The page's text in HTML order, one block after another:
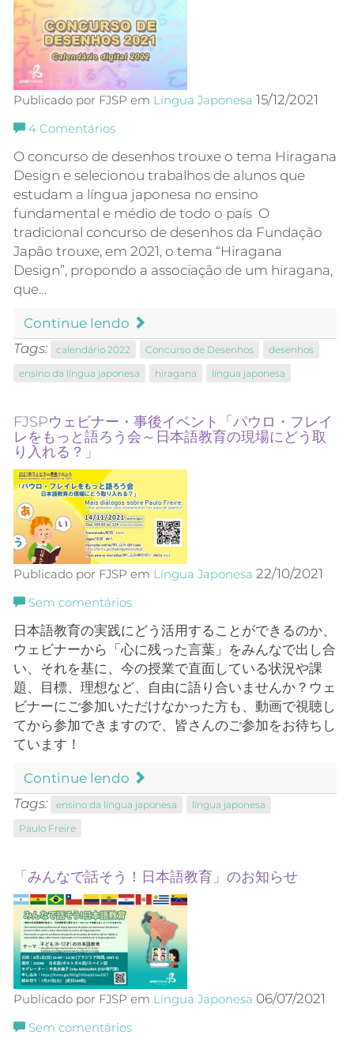
Publicado por FJSP em Língua Japonesa 15/12/2021
4 Comentários
O concurso de desenhos trouxe o tema Hiragana
Design e selecionou trabalhos de alunos que
estudam a língua japonesa no ensino
fundamental e médio de todo o país O
tradicional concurso de desenhos da Fundação
Japão trouxe, em 2021, o tema “Hiragana
Design”, propondo a associação de um hiragana,
que…
Continue lendo
Tags:
calendário 2022 Concurso de Desenhos
desenhos
ensino da língua japonesa
hiragana língua japonesa
FJSPウェビナー・事後イベント「パウロ・フレイ
レをもっと語ろう会～日本語教育の現場にどう取
り入れる？」
Publicado por FJSP em Língua Japonesa 22/10/2021
Sem comentários
日本語教育の実践にどう活用することができるのか、
ウェビナーから「心に残った言葉」をみんなで出し合
い、それを基に、今の授業で直面している状況や課
題、目標、 理想など、自由に語り合いませんか？ウェ
ビナーにご参加いただけなかった方も、動画で視聴し
てから参加できますので、皆さんのご参加をお待ちし
ています ！
Continue lendo
Tags:
ensino da língua japonesa
língua japonesa
Paulo Freire
「みんなで話そう！日本語教育」のお知らせ
Publicado por FJSP em Língua Japonesa 06/07/2021
Sem comentários